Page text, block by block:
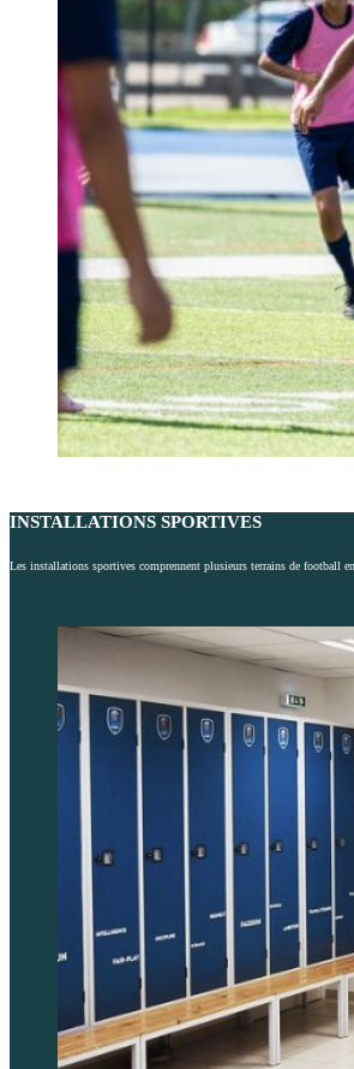
INSTALLATIONS SPORTIVES
Les installations sportives comprennent plusieurs terrains de football